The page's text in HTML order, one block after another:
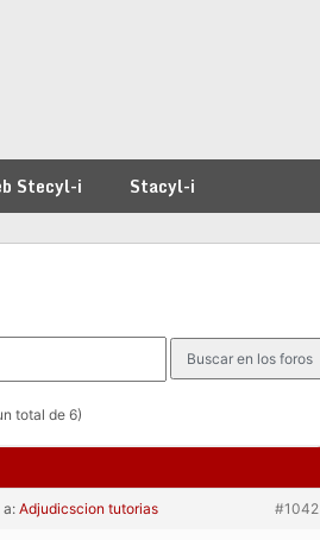
Stecyl-i Stacyl-i
total de 6)
a: Adjudicscion tutorias #1042